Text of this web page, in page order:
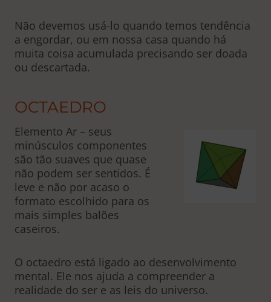
Não devemos usá-lo quando temos tendência
a engordar, ou em nossa casa quando há
muita coisa acumulada precisando ser doada
ou descartada.
OCTAEDRO
Elemento Ar – seus
minúsculos componentes
são tão suaves que quase
não podem ser sentidos. É
leve e não por acaso o
formato escolhido para os
mais simples balões
caseiros.
O octaedro está ligado ao desenvolvimento
mental. Ele nos ajuda a compreender a
realidade do ser e as leis do universo.